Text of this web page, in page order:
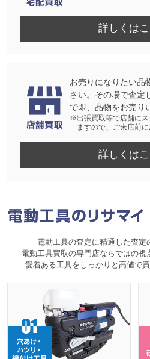
詳しくは
お売りになりたい品
さい。その場で査定
で即、品物をお売り
※出張買取等で店舗に
ますので、ご来店前に
詳しくは
電動工具の査定に精通した査定
電動工具買取の専門店ならではの
愛着ある工具をしっかりと高値で